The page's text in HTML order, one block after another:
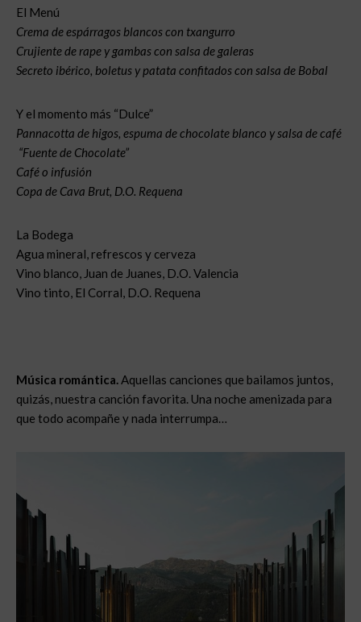
El Menú
Crema de espárragos blancos con txangurro
Crujiente de rape y gambas con salsa de galeras
Secreto ibérico, boletus y patata confitados con salsa de Bobal
Y el momento más “Dulce”
Pannacotta de higos, espuma de chocolate blanco y salsa de café
“Fuente de Chocolate”
Café o infusión
Copa de Cava Brut, D.O. Requena
La Bodega
Agua mineral, refrescos y cerveza
Vino blanco, Juan de Juanes, D.O. Valencia
Vino tinto, El Corral, D.O. Requena
Música romántica.Aquellas canciones que bailamos juntos,
quizás, nuestra canción favorita. Una noche amenizada para
que todo acompañe y nada interrumpa…